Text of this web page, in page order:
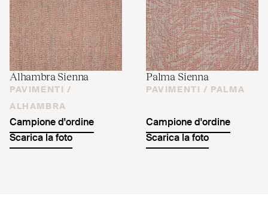
Alhambra Sienna
PAVIMENTI /
ALHAMBRA
Campione d'ordine
Scarica la foto
Palma Sienna
PAVIMENTI / PALMA
Campione d'ordine
Scarica la foto